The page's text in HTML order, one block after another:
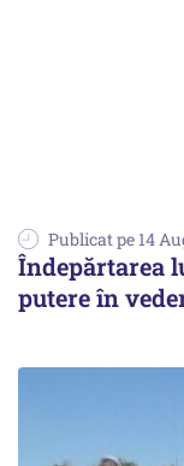
Publicat pe 14
Îndepărtarea
putere în